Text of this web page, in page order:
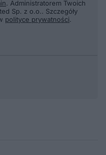
. Administratorem Twoich
Sp. z o.o.. Szczegóły
polityce prywatności.